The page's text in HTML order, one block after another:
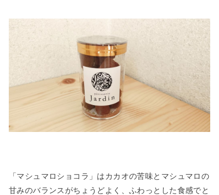
「マシュマロショコラ」はカカオの苦味とマシュマロの
甘みのバランスがちょうどよく、ふわっとした食感でと